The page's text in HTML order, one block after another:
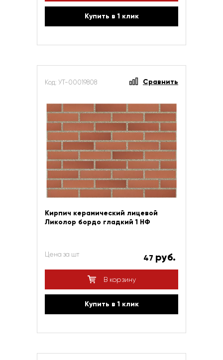
Купить в 1 клик
Код: УТ-00019808 Сравнить
Кирпич керамический лицевой
Ликолор бордо гладкий 1 НФ
Цена за шт 47 руб.
В корзину
Купить в 1 клик